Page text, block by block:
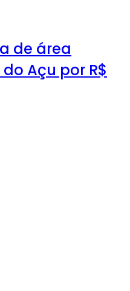
de área
Açu por R$